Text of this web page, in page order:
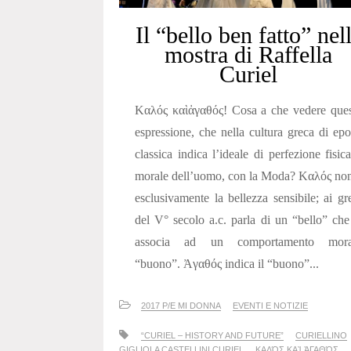
Il “bello ben fatto”
mostra di Raffella
Curiel
Kαλός καὶἀγαθός! Cosa a che vedere
espressione, che nella cultura greca di
classica indica l’ideale di perfezione
morale dell’uomo, con la Moda? Kαλός
esclusivamente la bellezza sensibile; ai
del V° secolo a.c. parla di un “bello”
associa ad un comportamento
“buono”. Ἀγαθός indica il “buono”...
2017 P/E MI DONNA EVENTI E NOTIZIE
“CURIEL – HISTORY AND FUTURE”
CURIELLINO